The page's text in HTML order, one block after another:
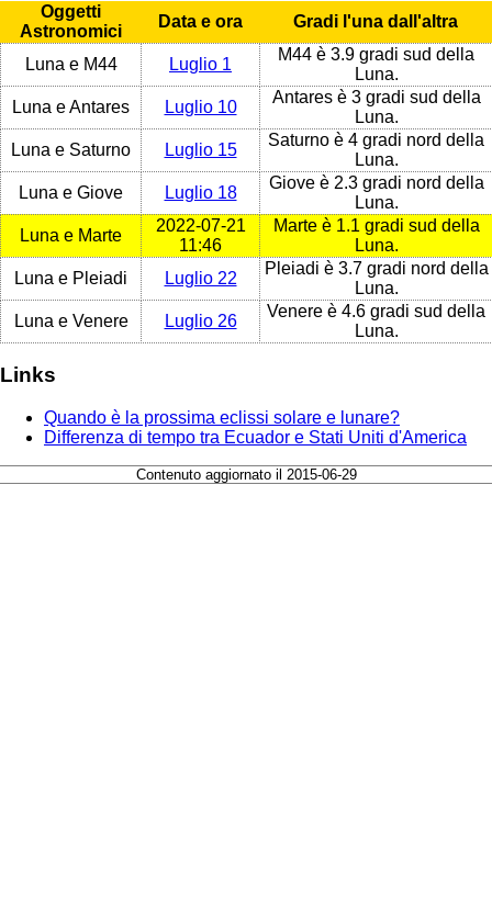
Oggetti
Astronomici
Data e ora Gradi l'una dall'altra
Luna e M44 Luglio 1
M44 è 3.9 gradi sud della
Luna.
Luna e Antares
Luglio 10
Antares è 3 gradi sud della
Luna.
Luna e Saturno
Luglio 15
Saturno è 4 gradi nord della
Luna.
Luna e Giove
Luglio 18
Giove è 2.3 gradi nord della
Luna.
Luna e Marte
2022-07-21
11:46
Marte è 1.1 gradi sud della
Luna.
Luna e Pleiadi
Luglio 22
Pleiadi è 3.7 gradi nord della
Luna.
Luna e Venere
Luglio 26
Venere è 4.6 gradi sud della
Luna.
Links
Quando è la prossima eclissi solare e lunare?
Differenza di tempo tra Ecuador e Stati Uniti d'America
Contenuto aggiornato il 2015-06-29